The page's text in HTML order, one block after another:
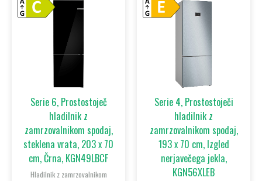
Serie 6, Prostostoječ
hladilnik z
zamrzovalnikom spodaj,
steklena vrata, 203 x 70
cm, Črna, KGN49LBCF
Hladilnik z zamrzovalnikom
Serie 4, Prostostoječi
hladilnik z
zamrzovalnikom spodaj,
193 x 70 cm, Izgled
nerjavečega jekla,
KGN56XLEB